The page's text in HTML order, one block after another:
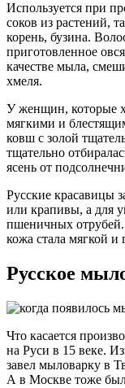
Используется при
соков из растений,
корень, бузина.
приготовленное
качестве мыла,
хмеля.
У женщин, которые
мягкими и
ковш с золой
тщательно
ясень от
Русские красавицы
или крапивы, а для
пшеничных отрубей.
кожа стала мягкой и
Русское
Что касается
на Руси в 15 веке.
завел мыловарку в
А в Москве тоже